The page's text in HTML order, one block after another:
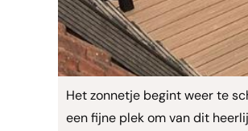
Het zonnetje begint weer te
een fijne plek om van dit